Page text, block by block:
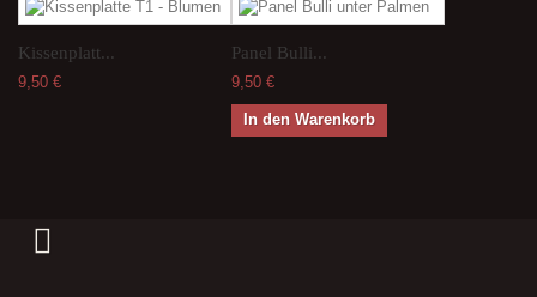
Kissenplatt...
9,50 €
Panel Bulli...
9,50 €
In den Warenkorb